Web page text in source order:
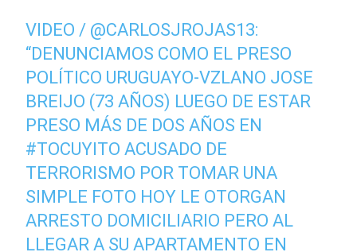
VIDEO / @CARLOSJROJAS13:
“DENUNCIAMOS COMO EL PRESO
POLÍTICO URUGUAYO-VZLANO JOSE
BREIJO (73 AÑOS) LUEGO DE ESTAR
PRESO MÁS DE DOS AÑOS EN
#TOCUYITO ACUSADO DE
TERRORISMO POR TOMAR UNA
SIMPLE FOTO HOY LE OTORGAN
ARRESTO DOMICILIARIO PERO AL
LLEGAR A SU APARTAMENTO EN